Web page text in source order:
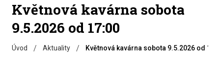
Květnová kavárna sobota
9.5.2026 od 17:00
Úvod / Aktuality / Květnová kavárna sobota 9.5.2026 od